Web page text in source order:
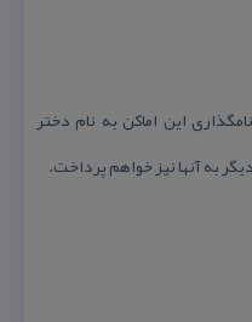
این اماكن به نام دختر
به آنها نیز خواهم پرداخت.